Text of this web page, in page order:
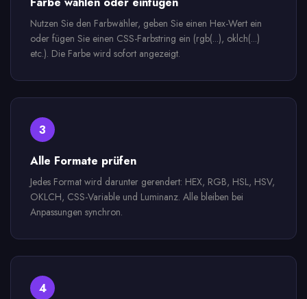
Nutzen Sie den Farbwähler, geben Sie einen Hex-Wert ein
oder fügen Sie einen CSS-Farbstring ein (rgb(...), oklch(...)
etc.). Die Farbe wird sofort angezeigt.
3
Alle Formate prüfen
Jedes Format wird darunter gerendert: HEX, RGB, HSL, HSV,
OKLCH, CSS-Variable und Luminanz. Alle bleiben bei
Anpassungen synchron.
4